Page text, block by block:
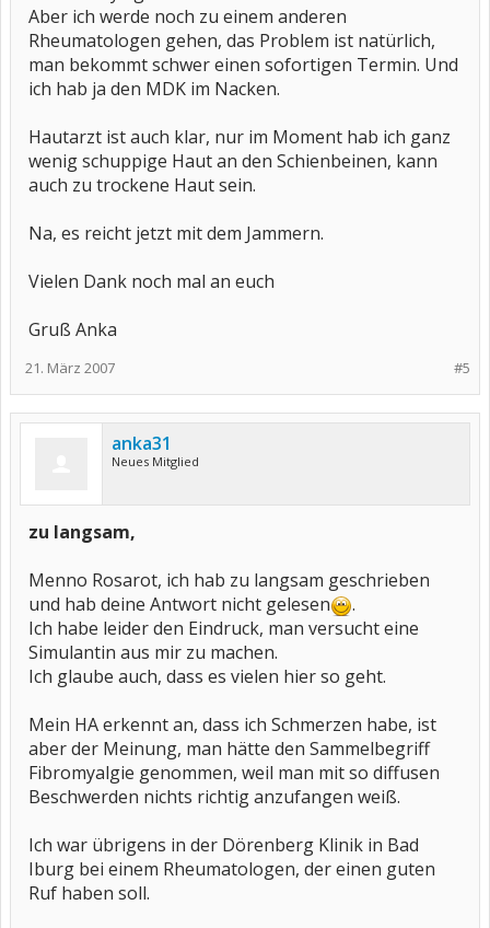
Aber ich werde noch zu einem anderen
Rheumatologen gehen, das Problem ist natürlich,
man bekommt schwer einen sofortigen Termin. Und
ich hab ja den MDK im Nacken.
Hautarzt ist auch klar, nur im Moment hab ich ganz
wenig schuppige Haut an den Schienbeinen, kann
auch zu trockene Haut sein.
Na, es reicht jetzt mit dem Jammern.
Vielen Dank noch mal an euch
Gruß Anka
#5
21. März 2007
anka31
Neues Mitglied
zu langsam,
Menno Rosarot, ich hab zu langsam geschrieben
und hab deine Antwort nicht gelesen
.
Ich habe leider den Eindruck, man versucht eine
Simulantin aus mir zu machen.
Ich glaube auch, dass es vielen hier so geht.
Mein HA erkennt an, dass ich Schmerzen habe, ist
aber der Meinung, man hätte den Sammelbegriff
Fibromyalgie genommen, weil man mit so diffusen
Beschwerden nichts richtig anzufangen weiß.
Ich war übrigens in der Dörenberg Klinik in Bad
Iburg bei einem Rheumatologen, der einen guten
Ruf haben soll.